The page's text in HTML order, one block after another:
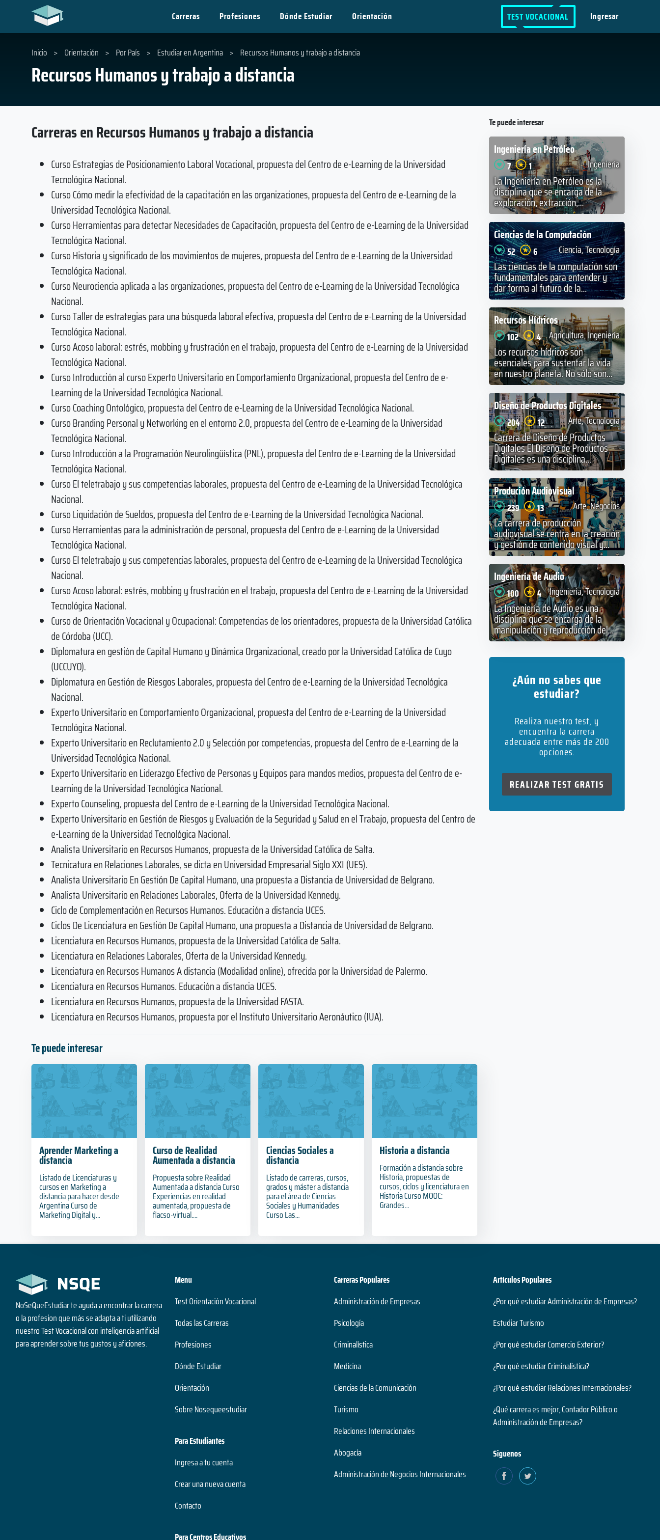
Carreras Profesiones Dónde Estudiar Orientación TEST VOCACIONAL Ingresar
Recursos Humanos y trabajo a distancia
Inicio > Orientación > Por País > Estudiar en Argentina > Recursos Humanos y trabajo a distancia
Carreras en Recursos Humanos y trabajo a distancia
Curso Estrategias de Posicionamiento Laboral Vocacional, propuesta del Centro de e-Learning de la Universidad
Tecnológica Nacional.
Curso Cómo medir la efectividad de la capacitación en las organizaciones, propuesta del Centro de e-Learning de la
Universidad Tecnológica Nacional.
Curso Herramientas para detectar Necesidades de Capacitación, propuesta del Centro de e-Learning de la Universidad
Tecnológica Nacional.
Curso Historia y significado de los movimientos de mujeres, propuesta del Centro de e-Learning de la Universidad
Tecnológica Nacional.
Curso Neurociencia aplicada a las organizaciones, propuesta del Centro de e-Learning de la Universidad Tecnológica
Nacional.
Curso Taller de estrategias para una búsqueda laboral efectiva, propuesta del Centro de e-Learning de la Universidad
Tecnológica Nacional.
Curso Acoso laboral: estrés, mobbing y frustración en el trabajo, propuesta del Centro de e-Learning de la Universidad
Tecnológica Nacional.
Curso Introducción al curso Experto Universitario en Comportamiento Organizacional, propuesta del Centro de e-
Learning de la Universidad Tecnológica Nacional.
Curso Coaching Ontológico, propuesta del Centro de e-Learning de la Universidad Tecnológica Nacional.
Curso Branding Personal y Networking en el entorno 2.0, propuesta del Centro de e-Learning de la Universidad
Tecnológica Nacional.
Curso Introducción a la Programación Neurolingüística (PNL), propuesta del Centro de e-Learning de la Universidad
Tecnológica Nacional.
Curso El teletrabajo y sus competencias laborales, propuesta del Centro de e-Learning de la Universidad Tecnológica
Nacional.
Curso Liquidación de Sueldos, propuesta del Centro de e-Learning de la Universidad Tecnológica Nacional.
Curso Herramientas para la administración de personal, propuesta del Centro de e-Learning de la Universidad
Tecnológica Nacional.
Curso El teletrabajo y sus competencias laborales, propuesta del Centro de e-Learning de la Universidad Tecnológica
Nacional.
Curso Acoso laboral: estrés, mobbing y frustración en el trabajo, propuesta del Centro de e-Learning de la Universidad
Tecnológica Nacional.
Curso de Orientación Vocacional y Ocupacional: Competencias de los orientadores, propuesta de la Universidad Católica
de Córdoba (UCC).
Diplomatura en gestión de Capital Humano y Dinámica Organizacional, creado por la Universidad Católica de Cuyo
(UCCUYO).
Diplomatura en Gestión de Riesgos Laborales, propuesta del Centro de e-Learning de la Universidad Tecnológica
Nacional.
Experto Universitario en Comportamiento Organizacional, propuesta del Centro de e-Learning de la Universidad
Tecnológica Nacional.
Experto Universitario en Reclutamiento 2.0 y Selección por competencias, propuesta del Centro de e-Learning de la
Universidad Tecnológica Nacional.
Experto Universitario en Liderazgo Efectivo de Personas y Equipos para mandos medios, propuesta del Centro de e-
Learning de la Universidad Tecnológica Nacional.
Experto Counseling, propuesta del Centro de e-Learning de la Universidad Tecnológica Nacional.
Experto Universitario en Gestión de Riesgos y Evaluación de la Seguridad y Salud en el Trabajo, propuesta del Centro de
e-Learning de la Universidad Tecnológica Nacional.
Analista Universitario en Recursos Humanos, propuesta de la Universidad Católica de Salta.
Tecnicatura en Relaciones Laborales, se dicta en Universidad Empresarial Siglo XXI (UES).
Analista Universitario En Gestión De Capital Humano, una propuesta a Distancia de Universidad de Belgrano.
Analista Universitario en Relaciones Laborales, Oferta de la Universidad Kennedy.
Ciclo de Complementación en Recursos Humanos. Educación a distancia UCES.
Ciclos De Licenciatura en Gestión De Capital Humano, una propuesta a Distancia de Universidad de Belgrano.
Licenciatura en Recursos Humanos, propuesta de la Universidad Católica de Salta.
Licenciatura en Relaciones Laborales, Oferta de la Universidad Kennedy.
Licenciatura en Recursos Humanos A distancia (Modalidad online), ofrecida por la Universidad de Palermo.
Licenciatura en Recursos Humanos. Educación a distancia UCES.
Licenciatura en Recursos Humanos, propuesta de la Universidad FASTA.
Licenciatura en Recursos Humanos, propuesta por el Instituto Universitario Aeronáutico (IUA).
Te puede interesar
Aprender Marketing a
distancia
Listado de Licenciaturas y
cursos en Marketing a
distancia para hacer desde
Argentina Curso de
Marketing Digital y...
Curso de Realidad
Aumentada a distancia
Propuesta sobre Realidad
Aumentada a distancia Curso
Experiencias en realidad
aumentada, propuesta de
flacso-virtual....
Ciencias Sociales a
distancia
Listado de carreras, cursos,
grados y máster a distancia
para el área de Ciencias
Sociales y Humanidades
Curso Las...
Historia a distancia
Formación a distancia sobre
Historia, propuestas de
cursos, ciclos y licenciatura en
Historia Curso MOOC:
Grandes...
Te puede interesar
Ingeniería en Petróleo
7 1 Ingeniería
La Ingeniería en Petróleo es la
disciplina que se encarga de la
exploración, extracción,...
Ciencias de la Computación
52 6 Ciencia, Tecnología
Las ciencias de la computación son
fundamentales para entender y
dar forma al futuro de la...
Recursos Hídricos
102 4 Agricultura, Ingeniería
Los recursos hídricos son
esenciales para sustentar la vida
en nuestro planeta. No sólo son...
Diseño de Productos Digitales
204 12 Arte, Tecnología
Carrera de Diseño de Productos
Digitales El Diseño de Productos
Digitales es una disciplina...
Produción Audiovisual
239 13 Arte, Negocios
La carrera de producción
audiovisual se centra en la creación
y gestión de contenido visual y...
Ingeniería de Audio
100 4 Ingeniería, Tecnología
La Ingeniería de Audio es una
disciplina que se encarga de la
manipulación y reproducción del...
¿Aún no sabes que
estudiar?
Realiza nuestro test, y
encuentra la carrera
adecuada entre más de 200
opciones.
REALIZAR TEST GRATIS
NoSeQueEstudiar te ayuda a encontrar la carrera
o la profesion que más se adapta a ti utilizando
nuestro Test Vocacional con inteligencia artificial
para aprender sobre tus gustos y aficiones.
Menu
Test Orientación Vocacional
Todas las Carreras
Profesiones
Dónde Estudiar
Orientación
Sobre Nosequeestudiar
Para Estudiantes
Ingresa a tu cuenta
Crear una nueva cuenta
Contacto
Para Centros Educativos
Carreras Populares
Administración de Empresas
Psicología
Criminalística
Medicina
Ciencias de la Comunicación
Turismo
Relaciones Internacionales
Abogacía
Administración de Negocios Internacionales
Artículos Populares
¿Por qué estudiar Administración de Empresas?
Estudiar Turismo
¿Por qué estudiar Comercio Exterior?
¿Por qué estudiar Criminalística?
¿Por qué estudiar Relaciones Internacionales?
¿Qué carrera es mejor, Contador Público o
Administración de Empresas?
Siguenos